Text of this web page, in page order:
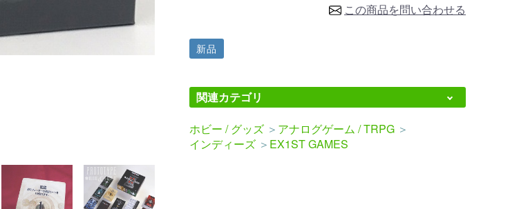
この商品を問い合わせる
新品
関連カテゴリ
ホビー / グッズ ＞ アナログゲーム / TRPG ＞
インディーズ ＞ EX1ST GAMES